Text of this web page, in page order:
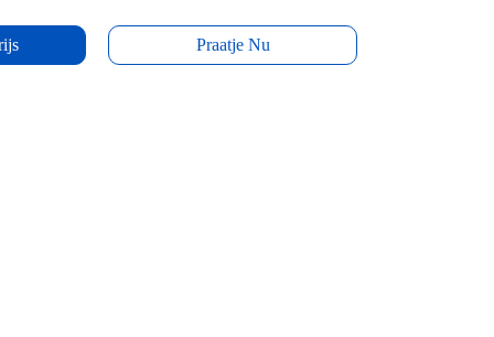
Praatje Nu